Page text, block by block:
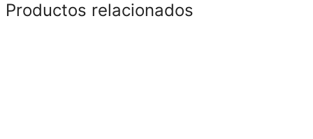
Productos relacionados